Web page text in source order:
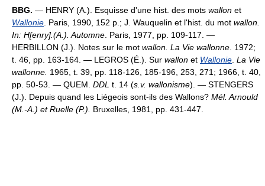
BBG. — HENRY (A.). Esquisse d'une hist. des mots wallon et
Wallonie . Paris, 1990, 152 p.; J. Wauquelin et l'hist. du mot wallon.
In: H[enry].(A.). Automne . Paris, 1977, pp. 109-117. —
HERBILLON (J.). Notes sur le mot wallon. La Vie wallonne . 1972;
t. 46, pp. 163-164. — LEGROS (É.). Sur wallon et Wallonie La Vie
wallonne. 1965, t. 39, pp. 118-126, 185-196, 253, 271; 1966, t. 40,
pp. 50-53. — QUEM. DDL t. 14 (s.v. wallonisme). — STENGERS
(J.). Depuis quand les Liégeois sont-ils des Wallons? Mél. Arnould
(M.-A.) et Ruelle (P.).
Bruxelles, 1981, pp. 431-447.